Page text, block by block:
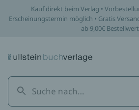
Kauf direkt beim Verlag •
Erscheinungstermin möglich • Gratis
ab 9,00€ Bestellwert